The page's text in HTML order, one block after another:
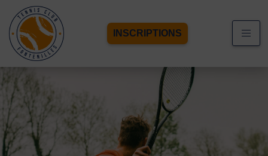
INSCRIPTIONS